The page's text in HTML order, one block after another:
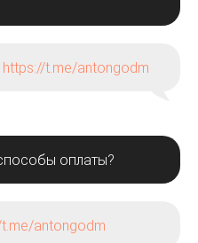
https://t.me/antongodm
оплаты?
antongodm